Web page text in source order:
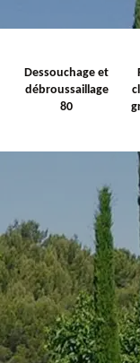
Dessouchage et
débroussaillage
80